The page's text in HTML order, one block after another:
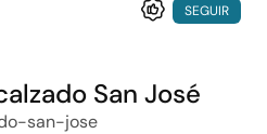
SEGUIR
San José
san-jose